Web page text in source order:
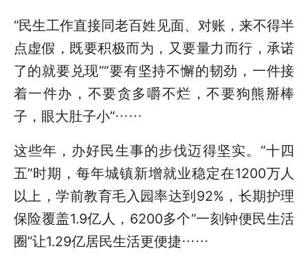
“民生工作直接同老百姓见面、对账，来不得半
点虚假，既要积极而为，又要量力而行，承诺
了的就要兑现”“要有坚持不懈的韧劲，一件接
着一件办，不要贪多嚼不烂，不要狗熊掰棒
子，眼大肚子小”……
这些年，办好民生事的步伐迈得坚实。“十四
五”时期，每年城镇新增就业稳定在1200万人
以上，学前教育毛入园率达到92%，长期护理
保险覆盖1.9亿人，6200多个“一刻钟便民生活
圈”让1.29亿居民生活更便捷……